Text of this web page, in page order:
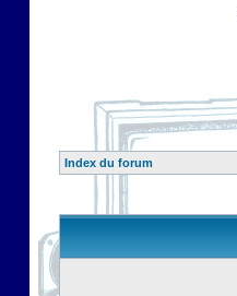
Index du forum